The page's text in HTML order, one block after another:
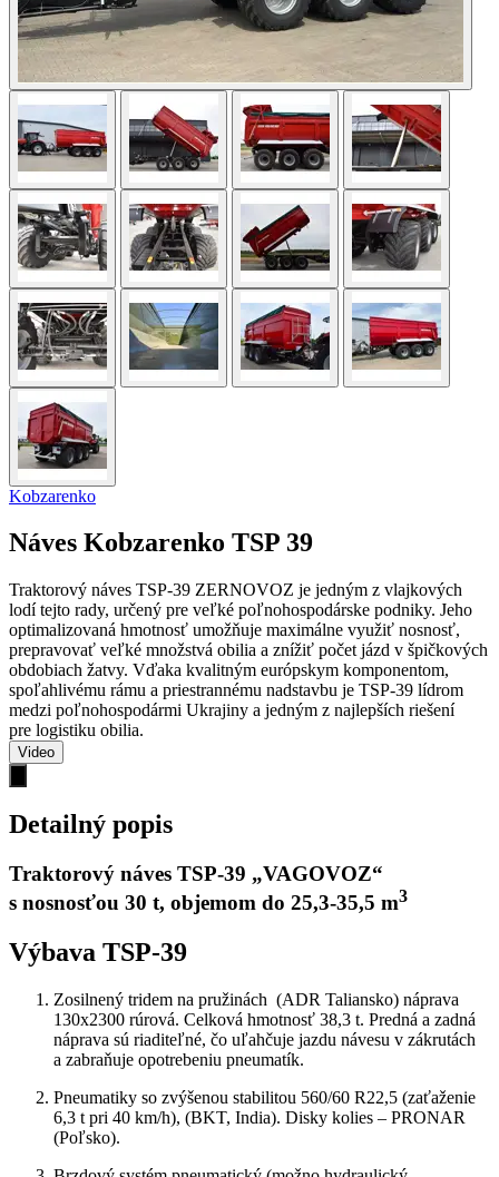
Kobzarenko
Náves Kobzarenko TSP 39
Traktorový náves TSP-39 ZERNOVOZ je jedným z vlajkových
lodí tejto rady, určený pre veľké poľnohospodárske podniky. Jeho
optimalizovaná hmotnosť umožňuje maximálne využiť nosnosť,
prepravovať veľké množstvá obilia a znížiť počet jázd v špičkových
obdobiach žatvy. Vďaka kvalitným európskym komponentom,
spoľahlivému rámu a priestrannému nadstavbu je TSP-39 lídrom
medzi poľnohospodármi Ukrajiny a jedným z najlepších riešení
pre logistiku obilia.
Video
Detailný popis
Traktorový náves TSP-39 „VAGOVOZ“
s nosnosťou 30 t, objemom do 25,3-35,5 m3
Výbava TSP-39
Zosilnený tridem na pružinách (ADR Taliansko) náprava
130x2300 rúrová. Celková hmotnosť 38,3 t. Predná a zadná
náprava sú riaditeľné, čo uľahčuje jazdu návesu v zákrutách
a zabraňuje opotrebeniu pneumatík.
Pneumatiky so zvýšenou stabilitou 560/60 R22,5 (zaťaženie
6,3 t pri 40 km/h), (BKT, India). Disky kolies – PRONAR
(Poľsko).